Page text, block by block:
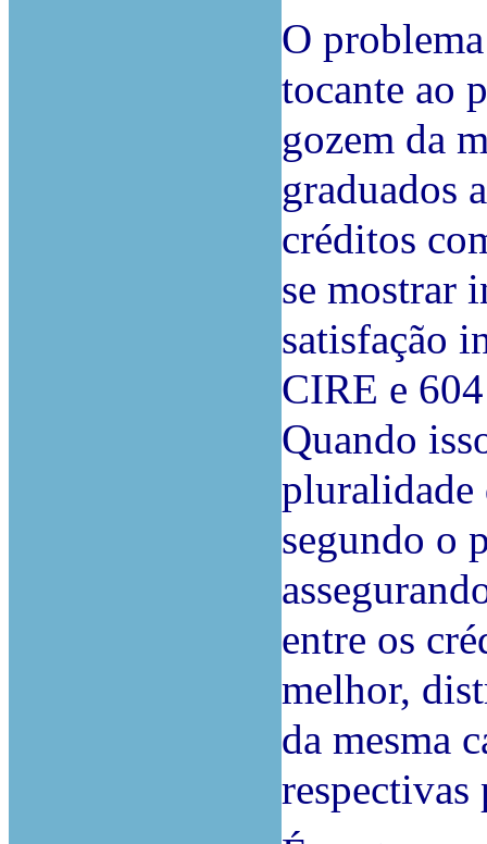
O
tocante ao
gozem da
graduados
créditos
se mostrar
satisfação
CIRE e
Quando
pluralidade
segundo o
entre os
melhor,
da mesma
respectivas